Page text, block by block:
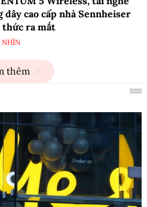
dây cao cấp nhà Sennheiser
thức ra mắt
NHÌN
thêm